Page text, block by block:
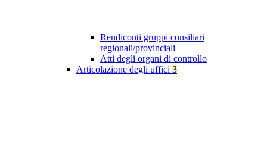
Rendiconti gruppi consiliari
regionali/provinciali
Atti degli organi di controllo
Articolazione degli uffici 3